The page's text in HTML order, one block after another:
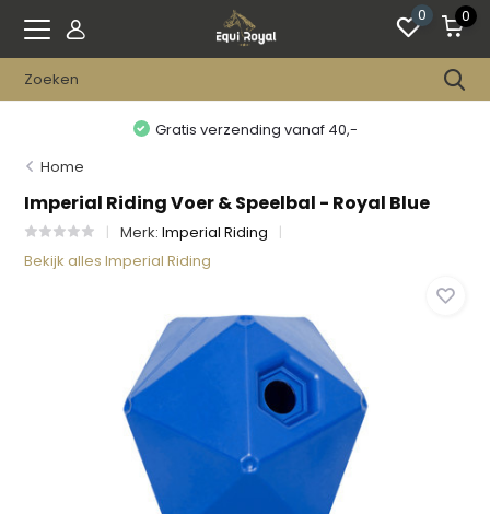
0 0
Gratis verzending vanaf 40,-
Home
Imperial Riding Voer & Speelbal - Royal Blue
Merk:Imperial Riding
Bekijk alles Imperial Riding